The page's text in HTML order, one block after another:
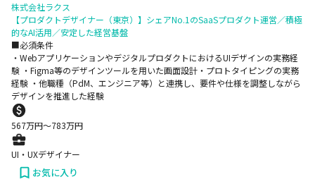
株式会社ラクス
【プロダクトデザイナー（東京）】シェアNo.1のSaaSプロダクト運営／積極
的なAI活用／安定した経営基盤
■必須条件
・WebアプリケーションやデジタルプロダクトにおけるUIデザインの実務経
験 ・Figma等のデザインツールを用いた画面設計・プロトタイピングの実務
経験 ・他職種（PdM、エンジニア等）と連携し、要件や仕様を調整しながら
デザインを推進した経験
567万円〜783万円
UI・UXデザイナー
お気に入り